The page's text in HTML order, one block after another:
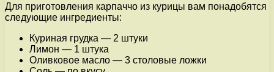
Для приготовления карпаччо из курицы вам понадобятся
следующие ингредиенты:
Куриная грудка — 2 штуки
Лимон — 1 штука
Оливковое масло — 3 столовые ложки